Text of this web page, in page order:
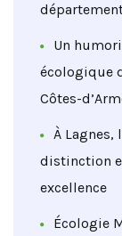
Un
écologique
Côtes-
À Lagnes,
distinction
excellence
Écologie